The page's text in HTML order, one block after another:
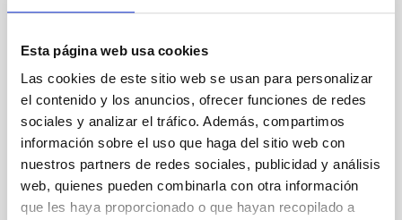
Esta página web usa cookies
Las cookies de este sitio web se usan para personalizar
el contenido y los anuncios, ofrecer funciones de redes
sociales y analizar el tráfico. Además, compartimos
información sobre el uso que haga del sitio web con
nuestros partners de redes sociales, publicidad y análisis
web, quienes pueden combinarla con otra información
que les haya proporcionado o que hayan recopilado a
Rotational Light Curve and Photometric
Baseline of (15094) Polymele in Support
of the Lucy Mutual Event Campaign
We report a rotational light curve and Fourier baseline
model for the Jupiter Trojan (15094) Polymele, a
primary target of the NASA Lucy mission, obtained
on...